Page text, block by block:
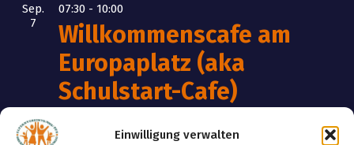
Einwilligung verwalten
Sep.
7
07:30 - 10:00
Willkommenscafe am
Europaplatz (aka
Schulstart-Cafe)
Sep.
12
12:00